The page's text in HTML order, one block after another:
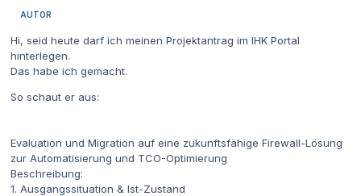
AUTOR
Hi, seid heute darf ich meinen Projektantrag im IHK Portal
hinterlegen.
Das habe ich gemacht.
So schaut er aus:
Evaluation und Migration auf eine zukunftsfähige Firewall-Lösung
zur Automatisierung und TCO-Optimierung
Beschreibung:
1. Ausgangssituation & Ist-Zustand